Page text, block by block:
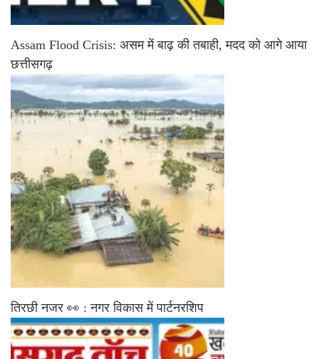
Assam Flood Crisis: असम में बाढ़ की तबाही, मदद को आगे आया
छत्तीसगढ़
तिरछी नजर 👀 : नगर विकास में पार्टनरशिप